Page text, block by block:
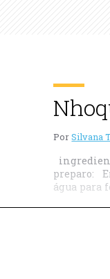
PorSilvana
preparo:
água para